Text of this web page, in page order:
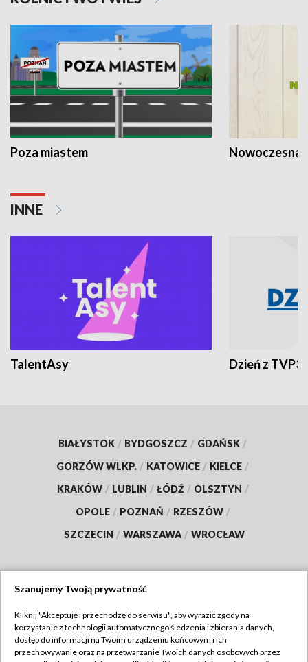
Poza miastem Nowoczesna
INNE
TalentAsy Dzień z TVP3
BIAŁYSTOK / BYDGOSZCZ / GDAŃSK /
GORZÓW WLKP. / KATOWICE / KIELCE /
KRAKÓW / LUBLIN / ŁÓDŹ / OLSZTYN /
OPOLE / POZNAŃ / RZESZÓW /
SZCZECIN / WARSZAWA / WROCŁAW
TVP
Abonament TVP
Regulamin TVP
Szanujemy Twoją prywatność
Kliknij "Akceptuję i przechodzę do serwisu", aby wyrazić zgody na
korzystanie z technologii automatycznego śledzenia i zbierania danych,
dostęp do informacji na Twoim urządzeniu końcowym i ich
przechowywanie oraz na przetwarzanie Twoich danych osobowych przez